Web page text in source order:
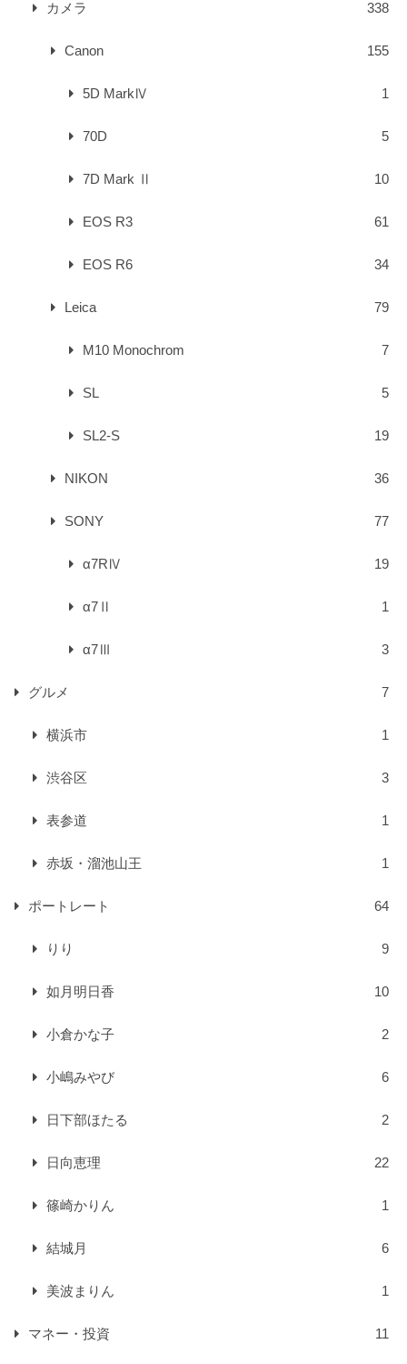
カメラ 338
Canon 155
5D MarkⅣ 1
70D 5
7D Mark Ⅱ 10
EOS R3 61
EOS R6 34
Leica 79
M10 Monochrom 7
SL 5
SL2-S 19
NIKON 36
SONY 77
α7RⅣ 19
α7Ⅱ 1
α7Ⅲ 3
グルメ 7
横浜市 1
渋谷区 3
表参道 1
赤坂・溜池山王 1
ポートレート 64
りり 9
如月明日香 10
小倉かな子 2
小嶋みやび 6
日下部ほたる 2
日向恵理 22
篠崎かりん 1
結城月 6
美波まりん 1
マネー・投資 11